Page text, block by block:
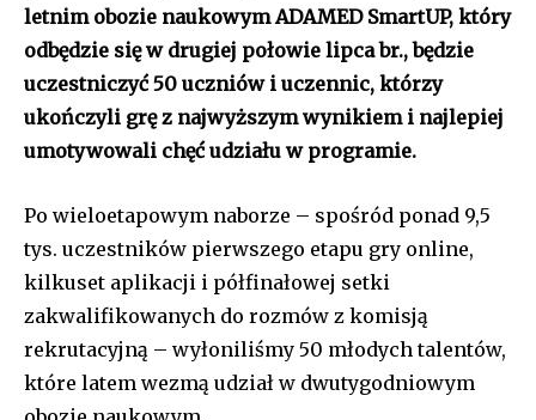
letnim obozie naukowym ADAMED SmartUP, który
odbędzie się w drugiej połowie lipca br., będzie
uczestniczyć 50 uczniów i uczennic, którzy
ukończyli grę z najwyższym wynikiem i najlepiej
umotywowali chęć udziału w programie.
Po wieloetapowym naborze – spośród ponad 9,5
tys. uczestników pierwszego etapu gry online,
kilkuset aplikacji i półfinałowej setki
zakwalifikowanych do rozmów z komisją
rekrutacyjną – wyłoniliśmy 50 młodych talentów,
które latem wezmą udział w dwutygodniowym